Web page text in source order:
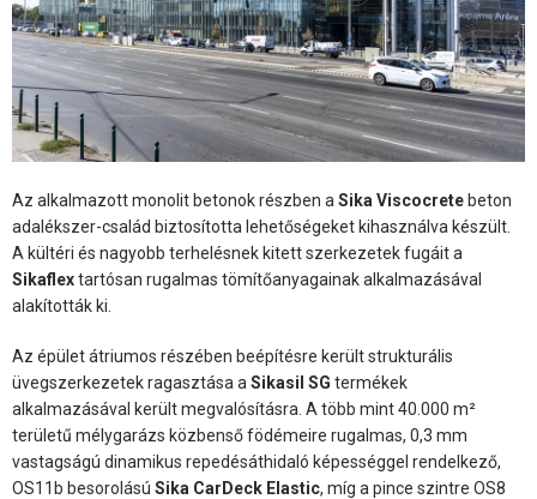
Az alkalmazott monolit betonok részben a Sika Viscocrete beton
adalékszer-család biztosította lehetőségeket kihasználva készült.
A kültéri és nagyobb terhelésnek kitett szerkezetek fugáit a
Sikaflextartósan rugalmas tömítőanyagainak alkalmazásával
alakították ki.
Az épület átriumos részében beépítésre került strukturális
üvegszerkezetek ragasztása a Sikasil SG termékek
alkalmazásával került megvalósításra. A több mint 40.000 m²
területű mélygarázs közbenső födémeire rugalmas, 0,3 mm
vastagságú dinamikus repedésáthidaló képességgel rendelkező,
OS11b besorolású Sika CarDeck Elastic, míg a pince szintre OS8